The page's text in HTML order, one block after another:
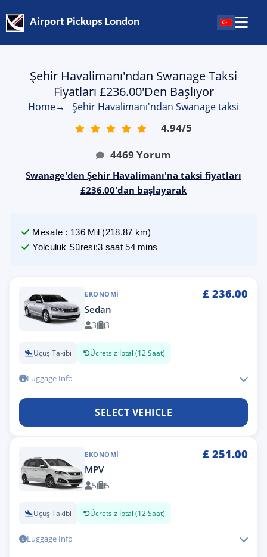
Airport Pickups London
Şehir Havalimanı'ndan Swanage Taksi
Fiyatları £236.00'den Başlıyor
Home→ Şehir Havalimanı'ndan Swanage taksi
4.94/5
4469 Yorum
Swanage'den Şehir Havalimanı'na taksi fiyatları
£236.00'dan başlayarak
Mesafe : 136 Mil (218.87 km)
Yolculuk Süresi:3 saat 54 mins
EKONOMI £ 236.00
Sedan
3 3
Uçuş Takibi Ücretsiz İptal (12 Saat)
Luggage Info
SELECT VEHICLE
EKONOMI £ 251.00
MPV
5 5
Uçuş Takibi Ücretsiz İptal (12 Saat)
Luggage Info